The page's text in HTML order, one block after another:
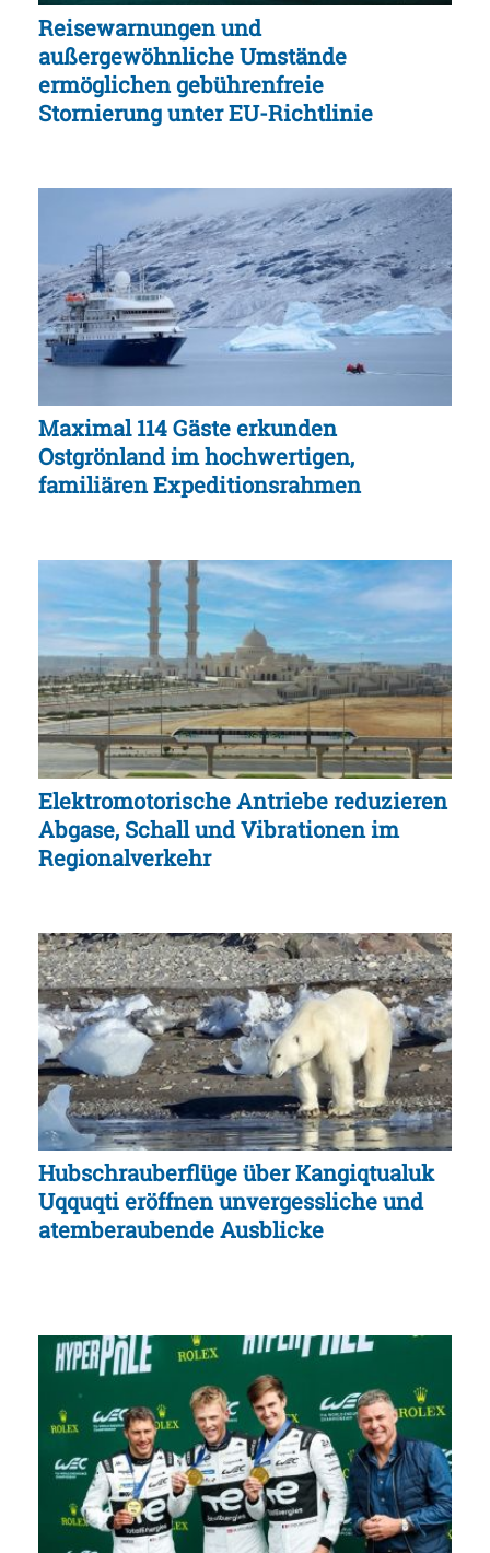
Reisewarnungen und
außergewöhnliche Umstände
ermöglichen gebührenfreie
Stornierung unter EU-Richtlinie
Maximal 114 Gäste erkunden
Ostgrönland im hochwertigen,
familiären Expeditionsrahmen
Elektromotorische Antriebe reduzieren
Abgase, Schall und Vibrationen im
Regionalverkehr
Hubschrauberflüge über Kangiqtualuk
Uqquqti eröffnen unvergessliche und
atemberaubende Ausblicke